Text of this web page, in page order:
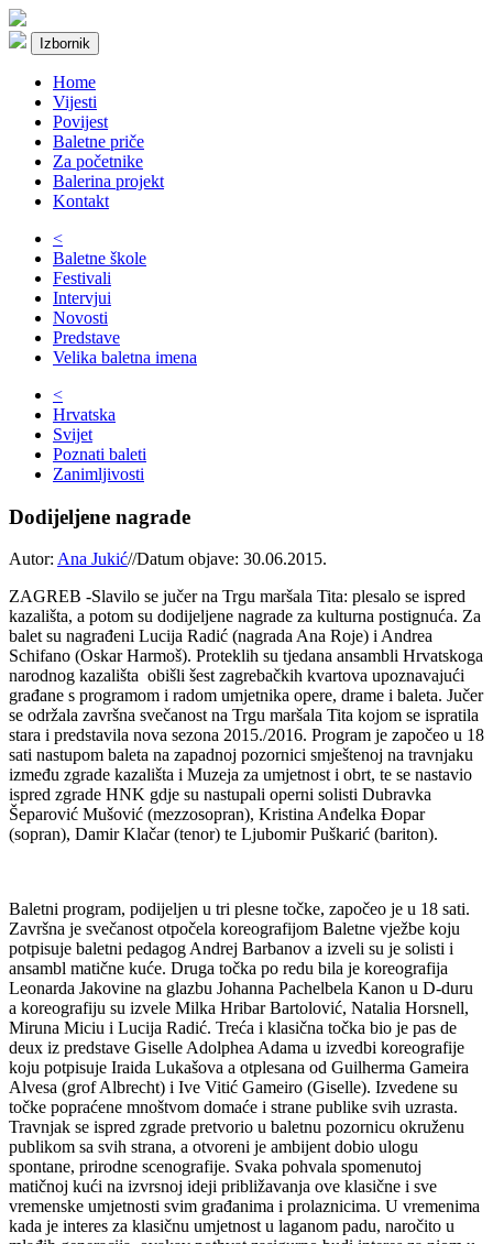
Izbornik
Home
Vijesti
Povijest
Baletne priče
Za početnike
Balerina projekt
Kontakt
<
Baletne škole
Festivali
Intervjui
Novosti
Predstave
Velika baletna imena
<
Hrvatska
Svijet
Poznati baleti
Zanimljivosti
Dodijeljene nagrade
Autor: Ana Jukić//Datum objave: 30.06.2015.
ZAGREB -Slavilo se jučer na Trgu maršala Tita: plesalo se ispred
kazališta, a potom su dodijeljene nagrade za kulturna postignuća. Za
balet su nagrađeni Lucija Radić (nagrada Ana Roje) i Andrea
Schifano (Oskar Harmoš). Proteklih su tjedana ansambli Hrvatskoga
narodnog kazališta obišli šest zagrebačkih kvartova upoznavajući
građane s programom i radom umjetnika opere, drame i baleta. Jučer
se održala završna svečanost na Trgu maršala Tita kojom se ispratila
stara i predstavila nova sezona 2015./2016. Program je započeo u 18
sati nastupom baleta na zapadnoj pozornici smještenoj na travnjaku
između zgrade kazališta i Muzeja za umjetnost i obrt, te se nastavio
ispred zgrade HNK gdje su nastupali operni solisti Dubravka
Šeparović Mušović (mezzosopran), Kristina Anđelka Đopar
(sopran), Damir Klačar (tenor) te Ljubomir Puškarić (bariton).
Baletni program, podijeljen u tri plesne točke, započeo je u 18 sati.
Završna je svečanost otpočela koreografijom Baletne vježbe koju
potpisuje baletni pedagog Andrej Barbanov a izveli su je solisti i
ansambl matične kuće. Druga točka po redu bila je koreografija
Leonarda Jakovine na glazbu Johanna Pachelbela Kanon u D-duru
a koreografiju su izvele Milka Hribar Bartolović, Natalia Horsnell,
Miruna Miciu i Lucija Radić. Treća i klasična točka bio je pas de
deux iz predstave Giselle Adolphea Adama u izvedbi koreografije
koju potpisuje Iraida Lukašova a otplesana od Guilherma Gameira
Alvesa (grof Albrecht) i Ive Vitić Gameiro (Giselle). Izvedene su
točke popraćene mnoštvom domaće i strane publike svih uzrasta.
Travnjak se ispred zgrade pretvorio u baletnu pozornicu okruženu
publikom sa svih strana, a otvoreni je ambijent dobio ulogu
spontane, prirodne scenografije. Svaka pohvala spomenutoj
matičnoj kući na izvrsnoj ideji približavanja ove klasične i sve
vremenske umjetnosti svim građanima i prolaznicima. U vremenima
kada je interes za klasičnu umjetnost u laganom padu, naročito u